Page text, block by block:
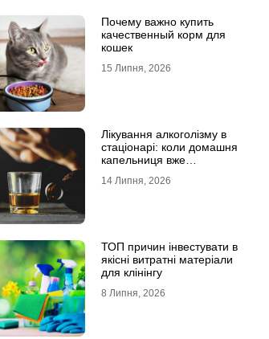
Почему важно купить
качественный корм для
кошек
15 Липня, 2026
Лікування алкоголізму в
стаціонарі: коли домашня
капельниця вже
14 Липня, 2026
ТОП причин інвестувати в
якісні витратні матеріали
для клінінгу
8 Липня, 2026